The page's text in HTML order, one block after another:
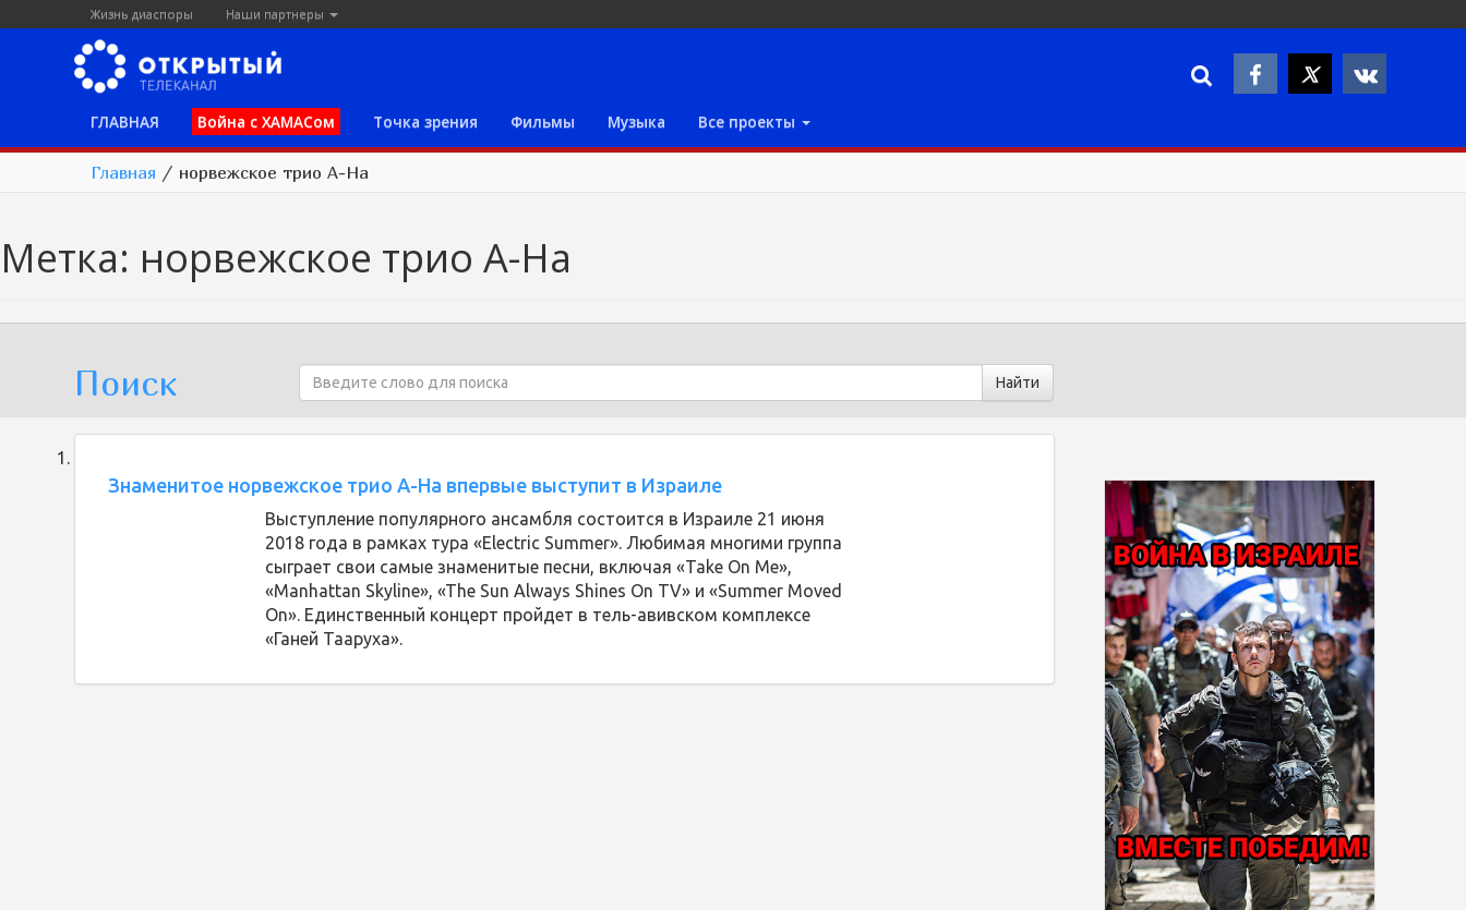
Жизнь диаспоры Наши партнеры
ГЛАВНАЯ Война с ХАМАСом Точка зрения Фильмы Музыка Все проекты
Главная / норвежское трио A-Ha
Метка: норвежское трио A-Ha
Поиск
Знаменитое норвежское трио A-Ha впервые выступит в Израиле
Выступление популярного ансамбля состоится в Израиле 21 июня
2018 года в рамках тура «Electric Summer». Любимая многими группа
сыграет свои самые знаменитые песни, включая «Take On Me»,
«Manhattan Skyline», «The Sun Always Shines On TV» и «Summer Moved
On». Единственный концерт пройдет в тель-авивском комплексе
«Ганей Тааруха».